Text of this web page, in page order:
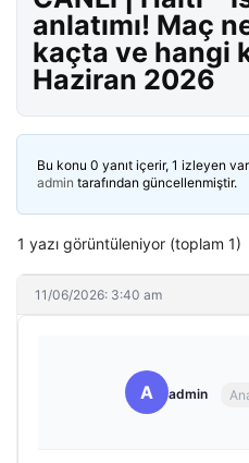
anlatımı! Maç
kaçta ve hangi
Haziran 2026
Bu konu 0 yanıt içerir, 1 izleyen
admin tarafından güncellenmiştir.
1 yazı görüntüleniyor (toplam 1)
11/06/2026: 3:40 am
A admin